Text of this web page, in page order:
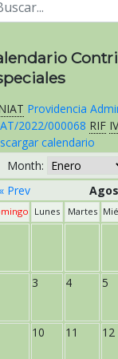
Providencia
2022/000068 RIF
calendario
Month:
« Prev
Lunes Martes
3 4 5
10 11 12